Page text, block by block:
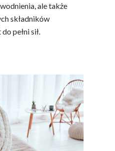
ale także
składników
pełni sił.